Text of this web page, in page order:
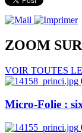
ZOOM
VOIR TOUTES
Micro-Folie :